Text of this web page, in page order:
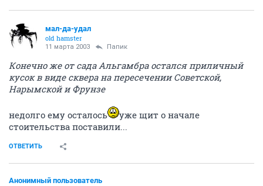
мал-да-удал
old hamster
11 марта 2003 Папик
Конечно же от сада Альгамбра остался приличный
кусок в виде сквера на пересечении Советской,
Нарымской и Фрунзе
недолго ему осталось
уже щит о начале
стоительства поставили...
ОТВЕТИТЬ
Анонимный пользователь